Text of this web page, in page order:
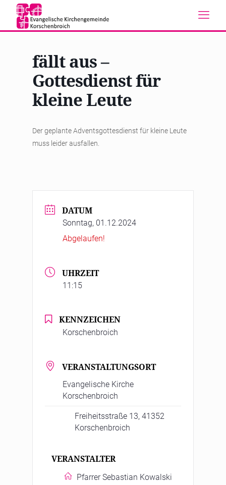
fällt aus –
Gottesdienst für
kleine Leute
Der geplante Adventsgottesdienst für kleine Leute
muss leider ausfallen.
DATUM
Sonntag, 01.12.2024
Abgelaufen!
UHRZEIT
11:15
KENNZEICHEN
Korschenbroich
VERANSTALTUNGSORT
Evangelische Kirche
Korschenbroich
Freiheitsstraße 13, 41352
Korschenbroich
VERANSTALTER
Pfarrer Sebastian Kowalski